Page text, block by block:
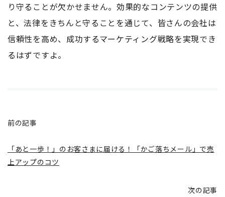
り守ることが欠かせません。効果的なコンテンツの提供
と、法律をきちんと守ることを通じて、皆さんの会社は
信頼性を高め、成功するマーケティング戦略を実現でき
るはずですよ。
前の記事
「あと一歩！」のお客さまに届ける！「かご落ちメール」で売
上アップのコツ
次の記事